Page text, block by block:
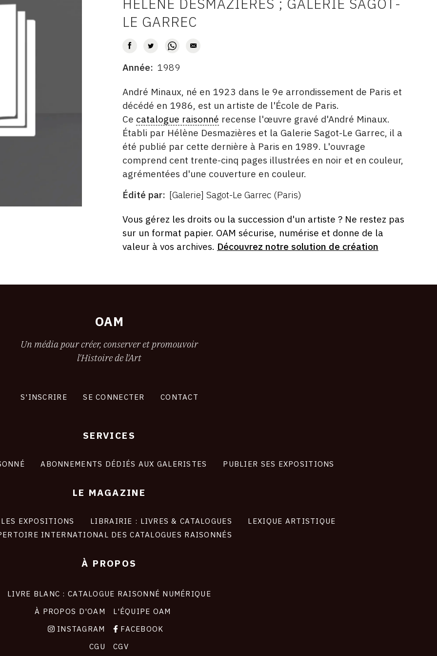
AUTEUR
LE GARREC
DATE
Année 1989
DESCRITPTION
André Minaux, né en 1923 dans le 9e arrondissement de Paris et
décédé en 1986, est un artiste de l'École de Paris.
Ce catalogue raisonné recense l'œuvre gravé d'André Minaux.
Établi par Hélène Desmazières et la Galerie Sagot-Le Garrec, il a
été publié par cette dernière à Paris en 1989. L'ouvrage
comprend cent trente-cinq pages illustrées en noir et en couleur,
agrémentées d'une couverture en couleur.
ÉDITÉ
Édité par [Galerie] Sagot-Le Garrec (Paris)
FORMAT
ÉTAT
Vous gérez les droits ou la succession d'un artiste ? Ne restez pas
sur un format papier. OAM sécurise, numérise et donne de la
valeur à vos archives. Découvrez notre solution de création
OAM
Un média pour créer, conserver et promouvoir
l'Histoire de l'Art
S'INSCRIRE SE CONNECTER CONTACT
SERVICES
ABONNEMENTS DÉDIÉS AUX GALERISTES PUBLIER SES EXPOSITIONS
LE MAGAZINE
LES EXPOSITIONS LIBRAIRIE : LIVRES & CATALOGUES
LEXIQUE ARTISTIQUE
INTERNATIONAL DES CATALOGUES RAISONNÉS
À PROPOS
LIVRE BLANC : CATALOGUE RAISONNÉ NUMÉRIQUE
À PROPOS D'OAM
L'ÉQUIPE OAM
INSTAGRAM
FACEBOOK
CGU
CGV